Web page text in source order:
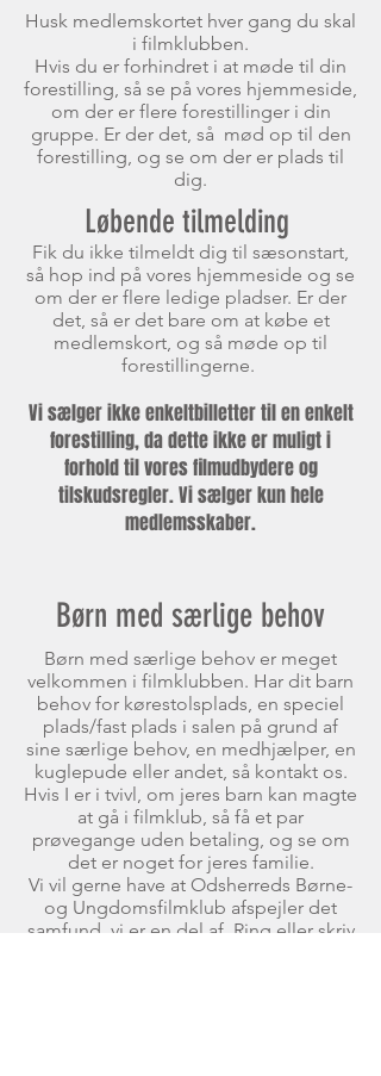
Husk medlemskortet hver gang du skal
i filmklubben.
Hvis du er forhindret i at møde til din
forestilling, så se på vores hjemmeside,
om der er flere forestillinger i din
gruppe. Er der det, så mød op til den
forestilling, og se om der er plads til
dig.
Løbende tilmelding
Fik du ikke tilmeldt dig til sæsonstart,
så hop ind på vores hjemmeside og se
om der er flere ledige pladser. Er der
det, så er det bare om at købe et
medlemskort, og så møde op til
forestillingerne.
Vi sælger ikke enkeltbilletter til en enkelt
forestilling, da dette ikke er muligt i
forhold til vores filmudbydere og
tilskudsregler. Vi sælger kun hele
medlemsskaber.
Børn med særlige behov
Børn med særlige behov er meget
velkommen i filmklubben. Har dit barn
behov for kørestolsplads, en speciel
plads/fast plads i salen på grund af
sine særlige behov, en medhjælper, en
kuglepude eller andet, så kontakt os.
Hvis I er i tvivl, om jeres barn kan magte
at gå i filmklub, så få et par
prøvegange uden betaling, og se om
det er noget for jeres familie.
Vi vil gerne have at Odsherreds Børne-
og Ungdomsfilmklub afspejler det
samfund, vi er en del af. Ring eller skriv